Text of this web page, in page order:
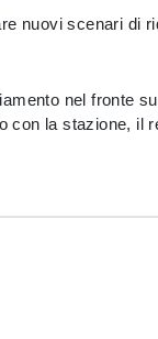
nuovi scenari di
nel fronte
la stazione, il